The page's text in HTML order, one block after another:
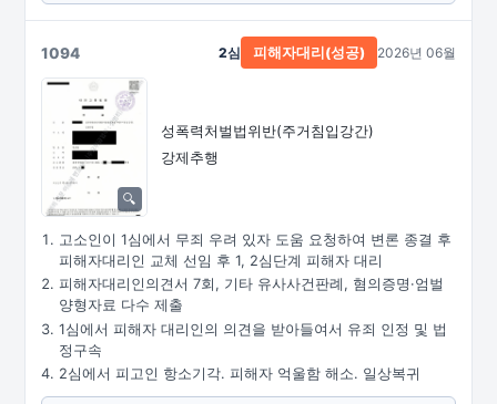
1094
성폭력처벌법위반(주거침입강간)
강제추행
2심 피해자대리(성공) 2026년 06월
고소인이 1심에서 무죄 우려 있자 도움 요청하여 변론 종결 후
피해자대리인 교체 선임 후 1, 2심단계 피해자 대리
피해자대리인의견서 7회, 기타 유사사건판례, 혐의증명·엄벌
양형자료 다수 제출
1심에서 피해자 대리인의 의견을 받아들여서 유죄 인정 및 법
정구속
2심에서 피고인 항소기각. 피해자 억울함 해소. 일상복귀